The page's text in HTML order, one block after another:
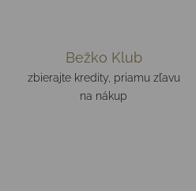
Bežko Klub
zbierajte kredity, priamu zľavu
na nákup